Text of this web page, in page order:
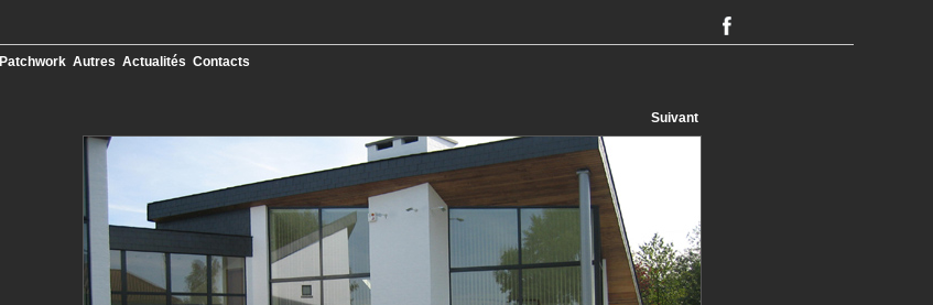
Patchwork Autres Actualités Contacts
Suivant